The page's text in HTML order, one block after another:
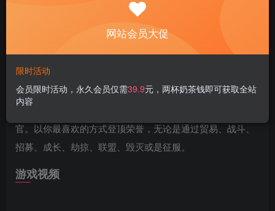
游戏介绍
完美融合紧张战斗、冒险和即时战略。从成为一艘小船的普
通船长开始你的旅程，并最终成为强悍而危险的舰队的指挥
官。以你最喜欢的方式登顶荣誉，无论是通过贸易、战斗、
招募、成长、劫掠、联盟、毁灭或是征服。
游戏视频
网站会员大促
限时活动
会员限时活动，永久会员仅需39.9元，两杯奶茶钱即可获取全站
内容